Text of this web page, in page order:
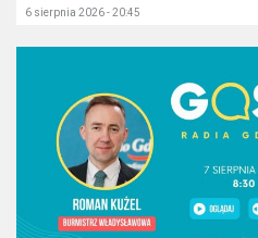
6 sierpnia 2026 - 20:45